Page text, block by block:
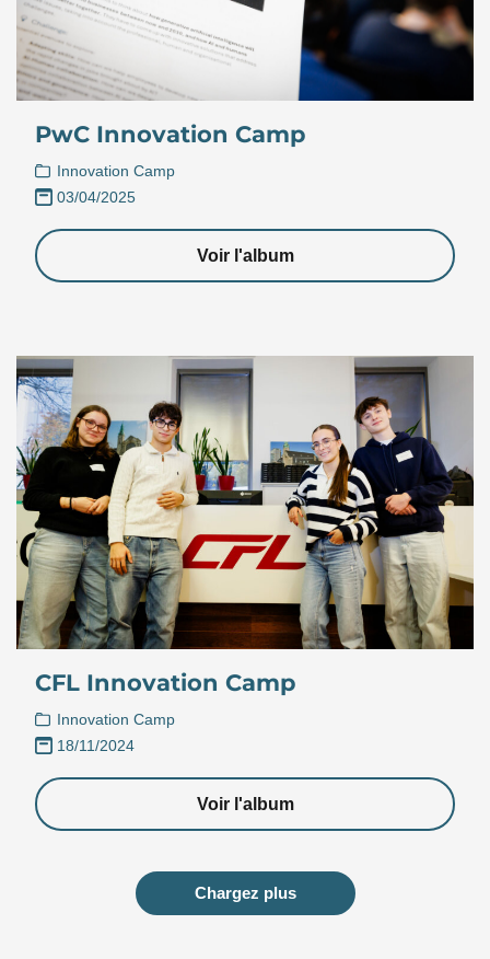
PwC Innovation Camp
Innovation Camp
03/04/2025
Voir l'album
CFL Innovation Camp
Innovation Camp
18/11/2024
Voir l'album
Chargez plus